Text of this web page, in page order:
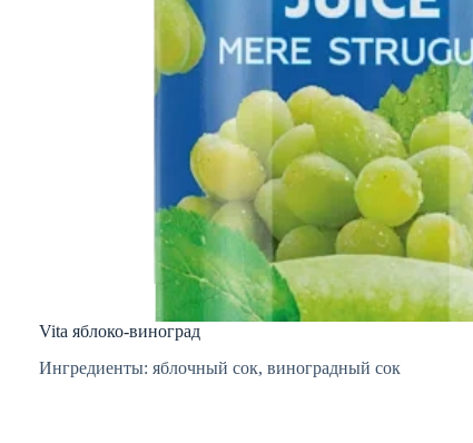
Vita яблоко-виноград
Ингредиенты: яблочный сок, виноградный сок